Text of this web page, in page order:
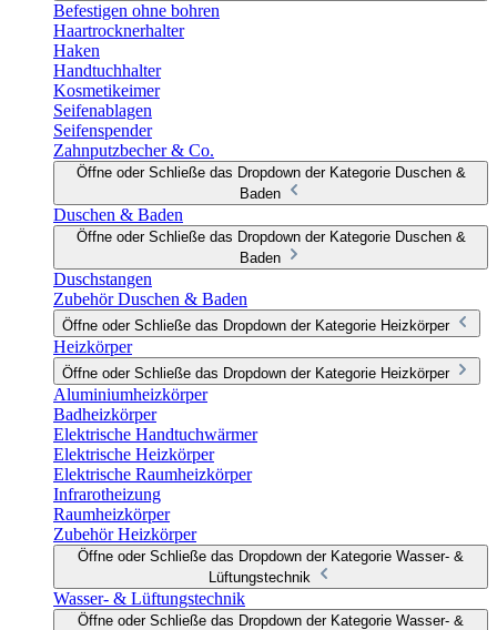
Befestigen ohne bohren
Haartrocknerhalter
Haken
Handtuchhalter
Kosmetikeimer
Seifenablagen
Seifenspender
Zahnputzbecher & Co.
Öffne oder Schließe das Dropdown der Kategorie Duschen &
Baden
Duschen & Baden
Öffne oder Schließe das Dropdown der Kategorie Duschen &
Baden
Duschstangen
Zubehör Duschen & Baden
Öffne oder Schließe das Dropdown der Kategorie Heizkörper
Heizkörper
Öffne oder Schließe das Dropdown der Kategorie Heizkörper
Aluminiumheizkörper
Badheizkörper
Elektrische Handtuchwärmer
Elektrische Heizkörper
Elektrische Raumheizkörper
Infrarotheizung
Raumheizkörper
Zubehör Heizkörper
Öffne oder Schließe das Dropdown der Kategorie Wasser- &
Lüftungstechnik
Wasser- & Lüftungstechnik
Öffne oder Schließe das Dropdown der Kategorie Wasser- &